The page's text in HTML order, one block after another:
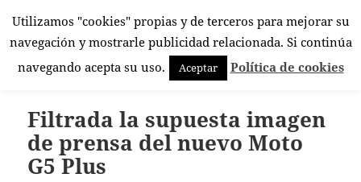
El Rincón Androide
MENÚ
Y
Filtrada la supuesta imagen
de prensa del nuevo Moto
G5 Plus
Utilizamos "cookies" propias y de terceros para mejorar su
navegación y mostrarle publicidad relacionada. Si continúa
navegando acepta su uso.
Aceptar Política de cookies